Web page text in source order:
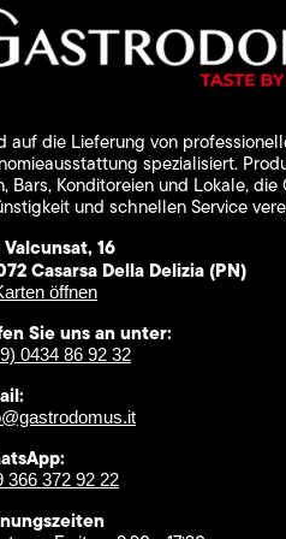
auf die Lieferung von
spezialisiert.
Bars, Konditoreien und Lokale, die
und schnellen Service
16
Casarsa Della Delizia (PN)
öffnen
Sie uns an unter:
0434 86 92 32
366 372 92 22